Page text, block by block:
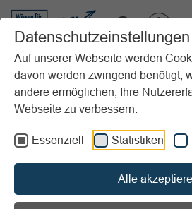
Datenschutzeinstellungen
Auf unserer Webseite werden
davon werden zwingend benötigt,
andere ermöglichen, Ihre
Webseite zu verbessern.
Essenziell Statistiken
Alle
Startseite Vereinsmanagement
Grundlagen
Definition
Vorlesen
Informationen zum Readspeaker
Definition